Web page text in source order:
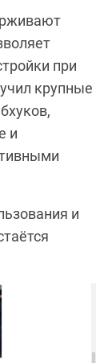
при
крупные
и
и